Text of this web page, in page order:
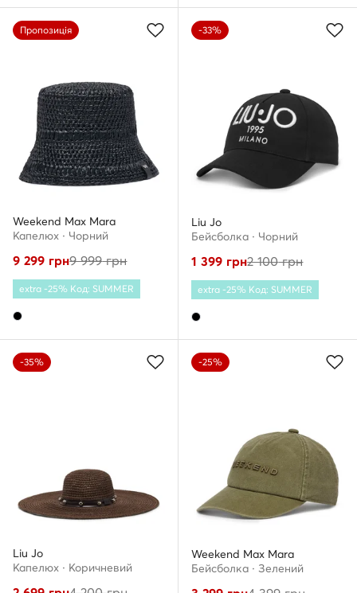
Пропозиція
Weekend Max Mara
Капелюх · Чорний
9 299 грн9 999грн
extra -25% Код: SUMMER
-33%
Liu Jo
Бейсболка · Чорний
1 399 грн2 100грн
extra -25% Код: SUMMER
-35%
Liu Jo
Капелюх · Коричневий
-25%
Weekend Max Mara
Бейсболка · Зелений